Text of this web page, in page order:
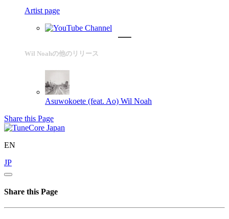
Artist page
Wil Noahの他のリリース
Asuwokoete (feat. Ao) Wil Noah
Share this Page
EN
JP
Share this Page